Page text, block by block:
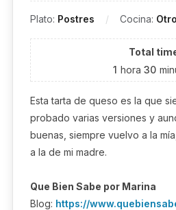
Plato: Postres Cocina: Otro
Total
1 hora 30
Esta tarta de queso es la que
probado varias versiones y
buenas, siempre vuelvo a la
a la de mi madre.
Que Bien Sabe por Marina
Blog: https://